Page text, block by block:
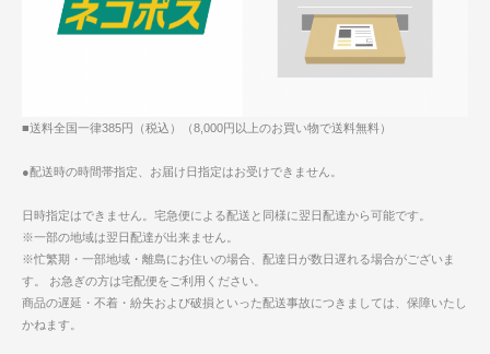
■送料全国一律385円（税込）（8,000円以上のお買い物で送料無料）
●配送時の時間帯指定、お届け日指定はお受けできません。
日時指定はできません。宅急便による配送と同様に翌日配達から可能です。
※一部の地域は翌日配達が出来ません。
※忙繁期・一部地域・離島にお住いの場合、配達日が数日遅れる場合がございま
す。 お急ぎの方は宅配便をご利用ください。
商品の遅延・不着・紛失および破損といった配送事故につきましては、保障いたし
かねます。